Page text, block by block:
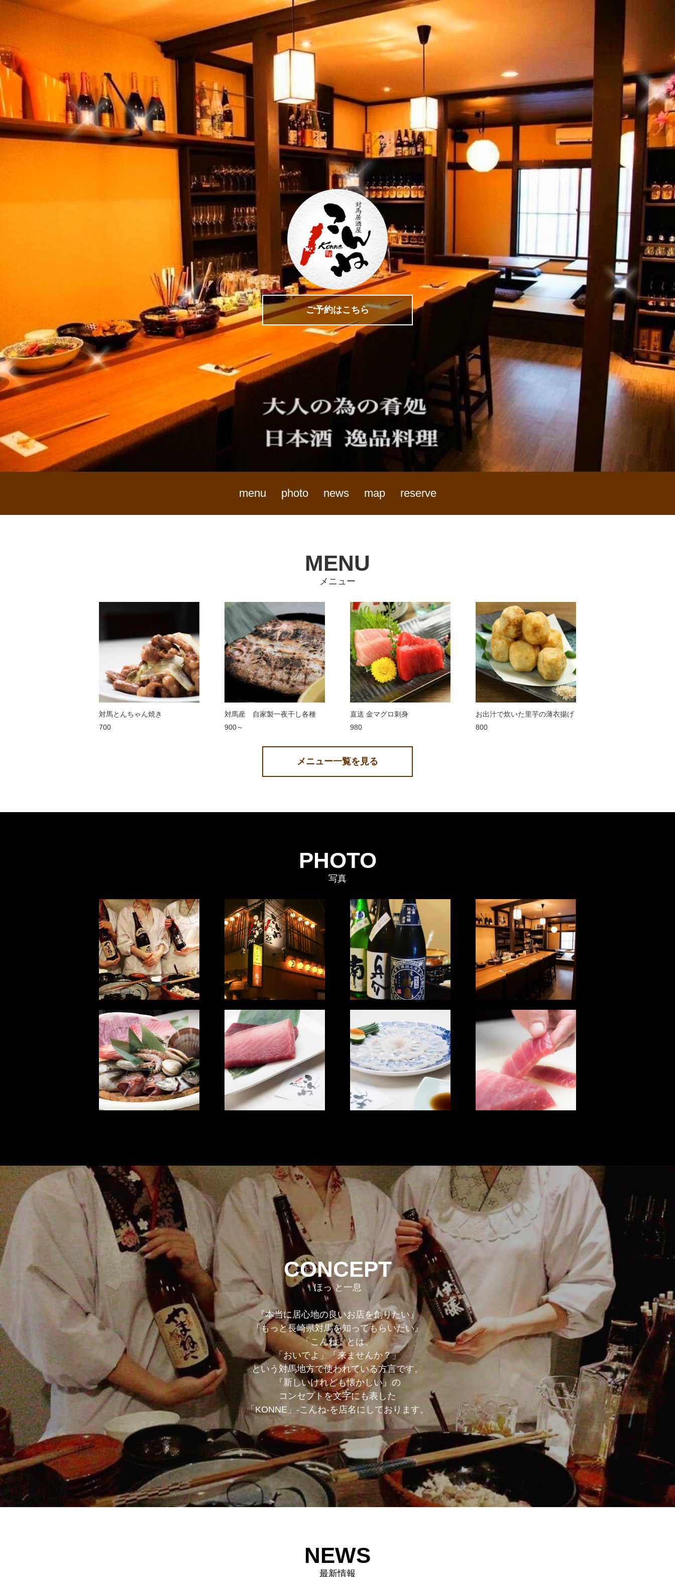
ご予約はこちら
menu photo news map reserve
MENU
メニュー
対馬とんちゃん焼き
700
対馬産 自家製一夜干し各種
900～
直送 金マグロ刺身
980
お出汁で炊いた里芋の薄衣揚げ
800
メニュー一覧を見る
PHOTO
写真
CONCEPT
ほっ と一息
『本当に居心地の良いお店を創りたい』
『もっと長崎県対馬を知ってもらいたい』
「こんね」とは、
「おいでよ」「来ませんか？」
という対馬地方で使われている方言です。
『新しいけれども懐かしい』の
コンセプトを文字にも表した
「KONNE」-こんね-を店名にしております。
NEWS
最新情報